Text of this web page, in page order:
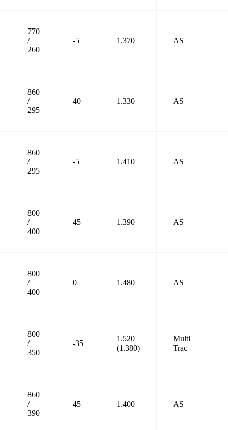
770
/
260
-5 1.370 AS
860
/
295
40 1.330 AS
860
/
295
-5 1.410 AS
800
/
400
45 1.390 AS
800
/
400
0 1.480 AS
800
/
350
-35
1.520
(1.380)
Multi
Trac
860
/
390
45 1.400 AS